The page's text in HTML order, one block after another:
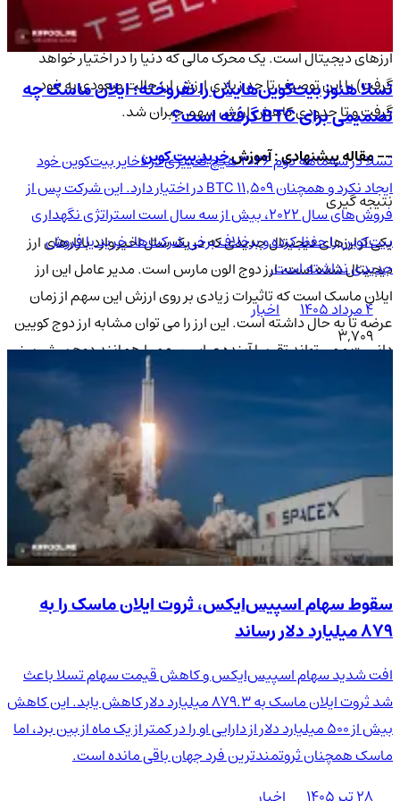
که در یکی از توییت های ایلان ماسک گفته شد که ( داج کویین آینده ی
ارزهای دیجیتال است. یک محرک مالی که دنیا را در اختیار خواهد
گرفت) با این توصیف تا حد زیادی ارزش ارز حالت صعودی به خود
گرفت و تا حدودی کاهش ارزش سهم جبران شد.
-- مقاله پیشنهادی : آموزشخرید بیت کوین
نتیجه گیری
یکی از ارزهای دیجیتال جدیدی که در یک سال اخیر وارد بازارهای ارز
دیجیتال شده است، ارز دوج الون مارس است. مدیر عامل این ارز
ایلان ماسک است که تاثیرات زیادی بر روی ارزش این سهم از زمان
عرضه تا به حال داشته است. این ارز را می توان مشابه ارز دوج کویین
دانست و می تواند تقریبا آینده ی این سهم را همانند دوج پیش بینی
کرد. از آنجا که داده های زیادی برای تحلیل این سهم در دسترس
نیست، پس نمی توان آینده ای دقیق را برای سهم پیش بینی کرد.
چندین صرافی معتبر در سطح جهانی امکان معامله این سهم را به
کاربران می دهند که رایج ترین این صرافی ها ZT است.
تسلا هنوز بیت‌کوین‌هایش را نفروخته؛ ایلان ماسک چه
تصمیمی برای BTC گرفته است؟
تسلا در سه‌ماهه دوم ۲۰۲۶ هیچ تغییری در ذخایر بیت‌کوین خود
ایجاد نکرد و همچنان ۱۱٬۵۰۹ BTC در اختیار دارد. این شرکت پس از
فروش‌های سال ۲۰۲۲، بیش از سه سال است استراتژی نگهداری
بیت‌کوین را حفظ کرده و برخلاف برخی شرکت‌ها، خرید یا فروش
جدیدی نداشته است.
۴ مرداد ۱۴۰۵
اخبار
3,709
سقوط سهام اسپیس‌ایکس، ثروت ایلان ماسک را به
۸۷۹ میلیارد دلار رساند
افت شدید سهام اسپیس‌ایکس و کاهش قیمت سهام تسلا باعث
شد ثروت ایلان ماسک به ۸۷۹.۳ میلیارد دلار کاهش یابد. این کاهش
بیش از ۵۰۰ میلیارد دلار از دارایی او را در کمتر از یک ماه از بین برد، اما
ماسک همچنان ثروتمندترین فرد جهان باقی مانده است.